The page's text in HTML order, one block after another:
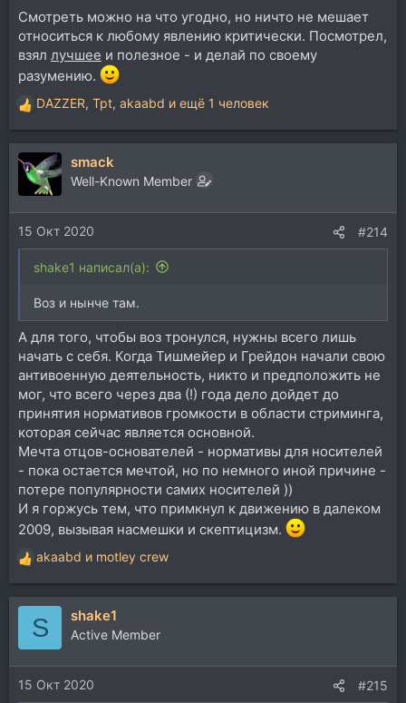
Смотреть можно на что угодно, но ничто не мешает
относиться к любому явлению критически. Посмотрел,
взял лучшее и полезное - и делай по своему
разумению.
Р
е
а
к
и
и
:
DAZZER, Tpt, akaabd и ещё 1 человек
smack
Well-Known Member
15 Окт 2020 #214
shake1 написал(а):
Воз и нынче там.
А для того, чтобы воз тронулся, нужны всего лишь
начать с себя. Когда Тишмейер и Грейдон начали свою
антивоенную деятельность, никто и предположить не
мог, что всего через два (!) года дело дойдет до
принятия нормативов громкости в области стриминга,
которая сейчас является основной.
Мечта отцов-основателей - нормативы для носителей
- пока остается мечтой, но по немного иной причине -
потере популярности самих носителей ))
И я горжусь тем, что примкнул к движению в далеком
2009, вызывая насмешки и скептицизм.
Р
е
а
и
и
:
akaabd и motley crew
S shake1
Active Member
15 Окт 2020 #215